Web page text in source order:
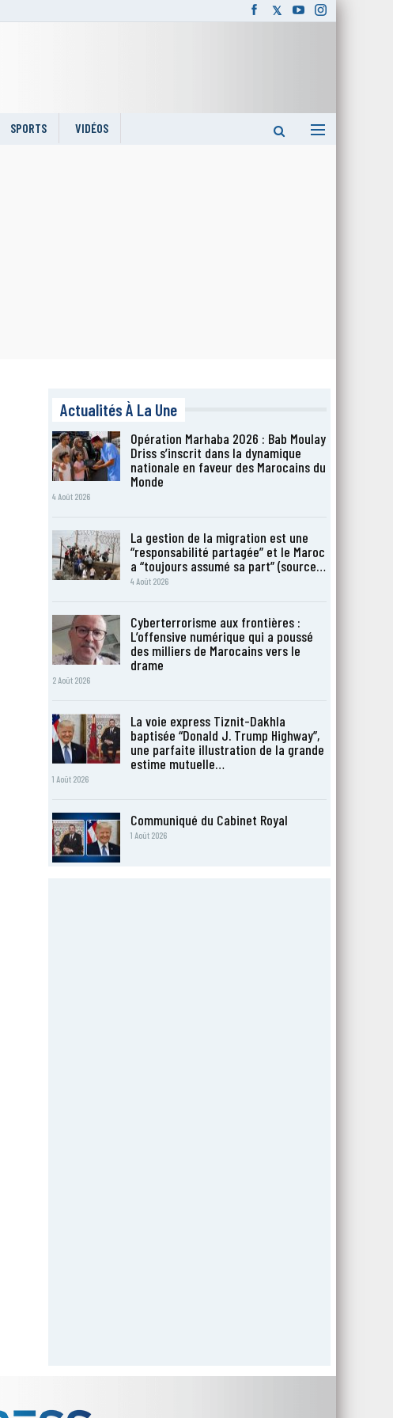
SPORTS VIDÉOS
Actualités À La Une
Opération Marhaba 2026 : Bab Moulay
Driss s’inscrit dans la dynamique
nationale en faveur des Marocains du
Monde
4 Août 2026
La gestion de la migration est une
“responsabilité partagée” et le Maroc
a “toujours assumé sa part” (source…
4 Août 2026
Cyberterrorisme aux frontières :
L’offensive numérique qui a poussé
des milliers de Marocains vers le
drame
2 Août 2026
La voie express Tiznit-Dakhla
baptisée “Donald J. Trump Highway”,
une parfaite illustration de la grande
estime mutuelle…
1 Août 2026
Communiqué du Cabinet Royal
1 Août 2026